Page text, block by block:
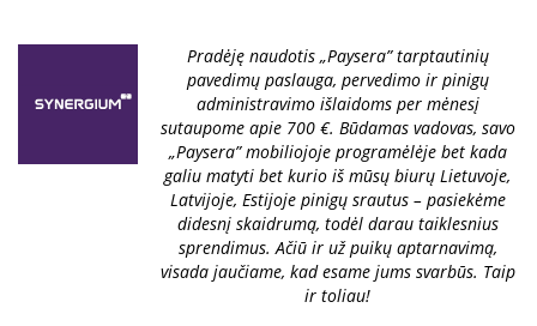
Pradėję naudotis „Paysera” tarptautinių
pavedimų paslauga, pervedimo ir pinigų
administravimo išlaidoms per mėnesį
sutaupome apie 700 €. Būdamas vadovas, savo
„Paysera” mobiliojoje programėlėje bet kada
galiu matyti bet kurio iš mūsų biurų Lietuvoje,
Latvijoje, Estijoje pinigų srautus – pasiekėme
didesnį skaidrumą, todėl darau taiklesnius
sprendimus. Ačiū ir už puikų aptarnavimą,
visada jaučiame, kad esame jums svarbūs. Taip
ir toliau!